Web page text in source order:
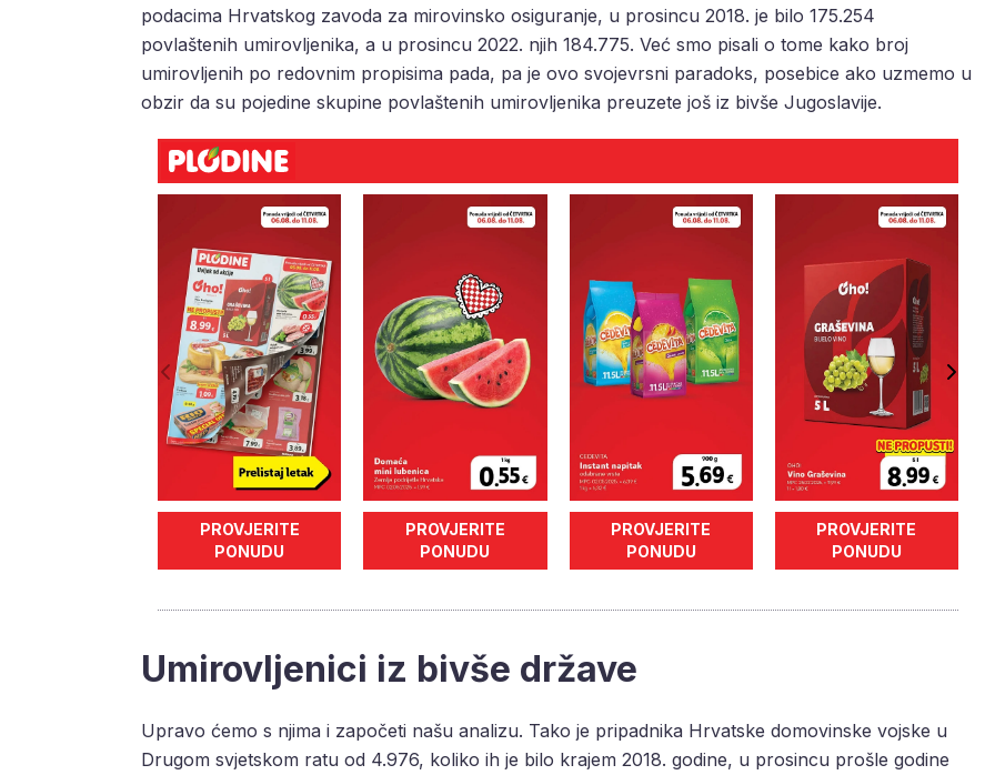
podacima Hrvatskog zavoda za mirovinsko osiguranje, u prosincu 2018. je bilo 175.254
povlaštenih umirovljenika, a u prosincu 2022. njih 184.775. Već smo pisali o tome kako broj
umirovljenih po redovnim propisima pada, pa je ovo svojevrsni paradoks, posebice ako uzmemo u
obzir da su pojedine skupine povlaštenih umirovljenika preuzete još iz bivše Jugoslavije.
PROVJERITE
PONUDU
PROVJERITE
PONUDU
PROVJERITE
PONUDU
PROVJERITE
PONUDU
Umirovljenici iz bivše države
Upravo ćemo s njima i započeti našu analizu. Tako je pripadnika Hrvatske domovinske vojske u
Drugom svjetskom ratu od 4.976, koliko ih je bilo krajem 2018. godine, u prosincu prošle godine